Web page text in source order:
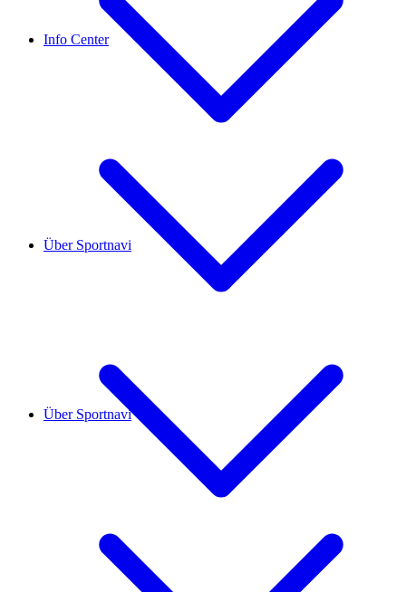
Über Sportnavi
Info Center
Über Sportnavi